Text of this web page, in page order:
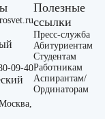
09-40
Полезные
ссылки
Пресс-служба
Абитуриентам
Студентам
Работникам
Аспирантам/
Ординаторам